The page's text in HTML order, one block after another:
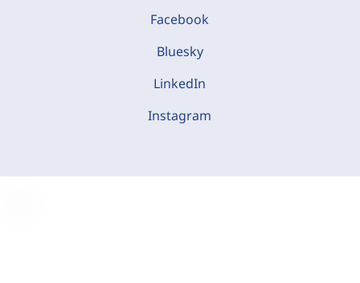
Facebook
Bluesky
LinkedIn
Instagram